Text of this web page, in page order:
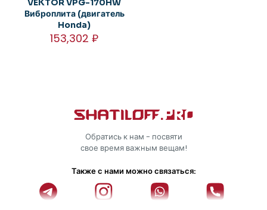
VEKTOR VPG-170HW
Виброплита (двигатель
Honda)
153,302₽
Обратись к нам - посвяти
свое время важным вещам!
Также с нами можно связаться: